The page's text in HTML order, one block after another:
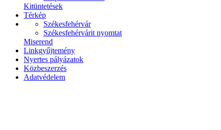
Kitüntetések
Térkép
Székesfehérvár
Székesfehérvárit nyomtat
Miserend
Linkgyűjtemény
Nyertes pályázatok
Közbeszerzés
Adatvédelem